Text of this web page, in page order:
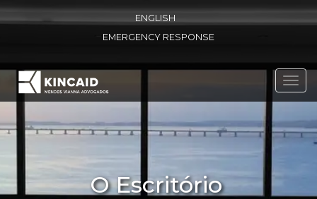
ENGLISH
EMERGENCY RESPONSE
O Escritório